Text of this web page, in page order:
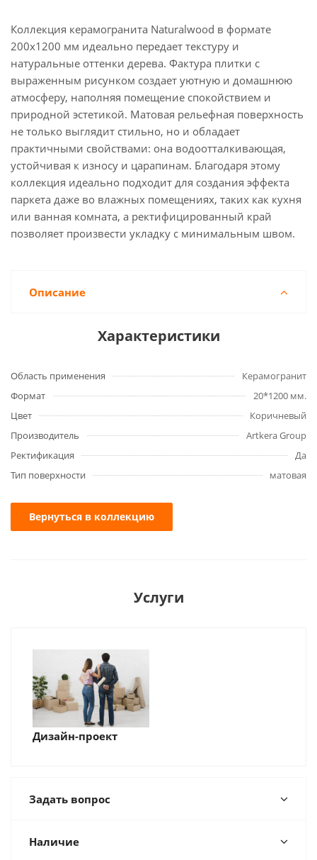
Коллекция керамогранита Naturalwood в формате
200x1200 мм идеально передает текстуру и
натуральные оттенки дерева. Фактура плитки с
выраженным рисунком создает уютную и домашнюю
атмосферу, наполняя помещение спокойствием и
природной эстетикой. Матовая рельефная поверхность
не только выглядит стильно, но и обладает
практичными свойствами: она водоотталкивающая,
устойчивая к износу и царапинам. Благодаря этому
коллекция идеально подходит для создания эффекта
паркета даже во влажных помещениях, таких как кухня
или ванная комната, а ректифицированный край
позволяет произвести укладку с минимальным швом.
Описание
Характеристики
Область применения
Керамогранит
Формат
20*1200 мм.
Цвет
Коричневый
Производитель
Artkera Group
Ректификация
Да
Тип поверхности
матовая
Вернуться в коллекцию
Услуги
Дизайн-проект
Задать вопрос
Наличие